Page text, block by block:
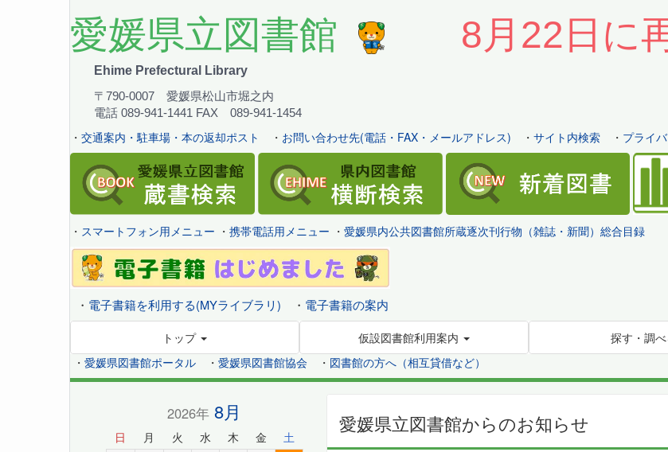
愛媛県立図書館 8月22日に
Ehime Prefectural Library
〒790-0007 愛媛県松山市堀之内
電話 089-941-1441 FAX 089-941-1454
・ 交通案内・駐車場・本の返却ポスト ・ お問い合わせ先(電話・FAX・メールアドレス) ・ サイト内検索 ・ プライ
・ スマートフォン用メニュー ・ 携帯電話用メニュー ・ 愛媛県内公共図書館所蔵逐次刊行物（雑誌・新聞）総合目録
・ 電子書籍を利用する(MYライブラリ) ・ 電子書籍の案内
トップ 仮設図書館利用案内 探す・調べ
・ 愛媛県図書館ポータル ・ 愛媛県図書館協会 ・ 図書館の方へ（相互貸借など）
愛媛県立図書館からのお知らせ
2026年 8月
日 月 火 水 木 金 土